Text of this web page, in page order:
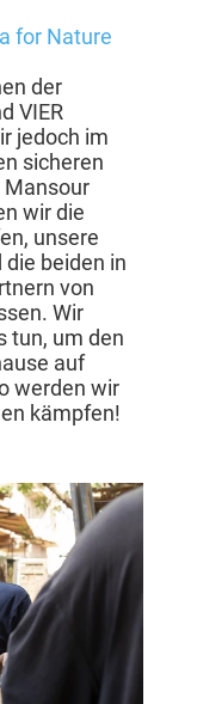
for Nature
der
VIER
jedoch im
sicheren
Mansour
wir die
unsere
beiden in
von
Wir
tun, um den
auf
werden wir
kämpfen!